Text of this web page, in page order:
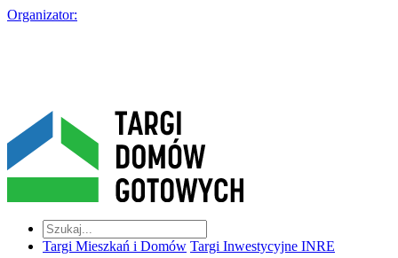
Organizator:
Targi Mieszkań i Domów Targi Inwestycyjne INRE